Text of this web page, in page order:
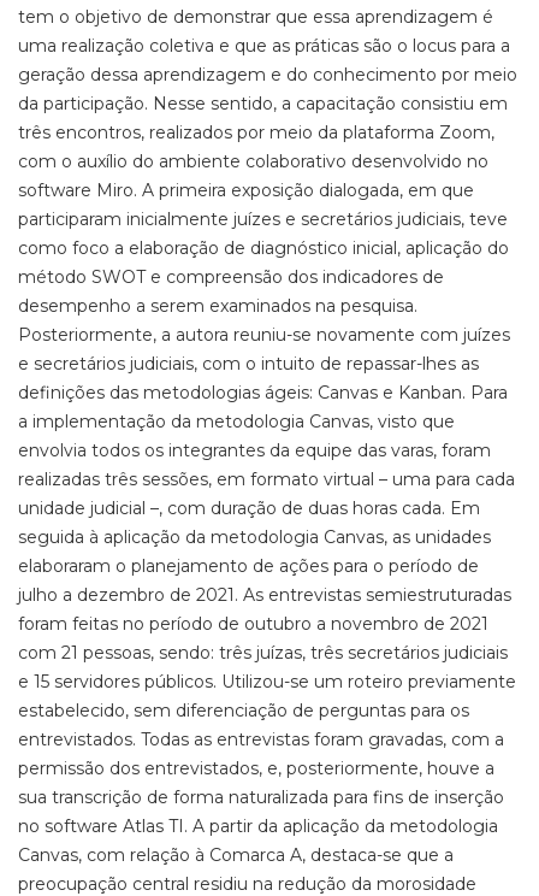
tem o objetivo de demonstrar que essa aprendizagem é
uma realização coletiva e que as práticas são o locus para a
geração dessa aprendizagem e do conhecimento por meio
da participação. Nesse sentido, a capacitação consistiu em
três encontros, realizados por meio da plataforma Zoom,
com o auxílio do ambiente colaborativo desenvolvido no
software Miro. A primeira exposição dialogada, em que
participaram inicialmente juízes e secretários judiciais, teve
como foco a elaboração de diagnóstico inicial, aplicação do
método SWOT e compreensão dos indicadores de
desempenho a serem examinados na pesquisa.
Posteriormente, a autora reuniu-se novamente com juízes
e secretários judiciais, com o intuito de repassar-lhes as
definições das metodologias ágeis: Canvas e Kanban. Para
a implementação da metodologia Canvas, visto que
envolvia todos os integrantes da equipe das varas, foram
realizadas três sessões, em formato virtual – uma para cada
unidade judicial –, com duração de duas horas cada. Em
seguida à aplicação da metodologia Canvas, as unidades
elaboraram o planejamento de ações para o período de
julho a dezembro de 2021. As entrevistas semiestruturadas
foram feitas no período de outubro a novembro de 2021
com 21 pessoas, sendo: três juízas, três secretários judiciais
e 15 servidores públicos. Utilizou-se um roteiro previamente
estabelecido, sem diferenciação de perguntas para os
entrevistados. Todas as entrevistas foram gravadas, com a
permissão dos entrevistados, e, posteriormente, houve a
sua transcrição de forma naturalizada para fins de inserção
no software Atlas TI. A partir da aplicação da metodologia
Canvas, com relação à Comarca A, destaca-se que a
preocupação central residiu na redução da morosidade